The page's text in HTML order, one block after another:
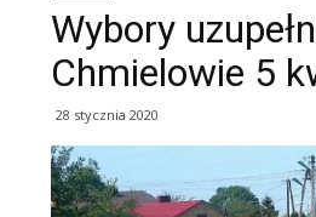
Wybory
Chmielowie 5
28 stycznia 2020